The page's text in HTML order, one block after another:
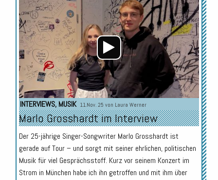
Player
INTERVIEWS, MUSIK 11.Nov. 25 von Laura Werner
Marlo Grosshardt im Interview
Der 25-jährige Singer-Songwriter Marlo Grosshardt ist
gerade auf Tour – und sorgt mit seiner ehrlichen, politischen
Musik für viel Gesprächsstoff. Kurz vor seinem Konzert im
Strom in München habe ich ihn getroffen und mit ihm über